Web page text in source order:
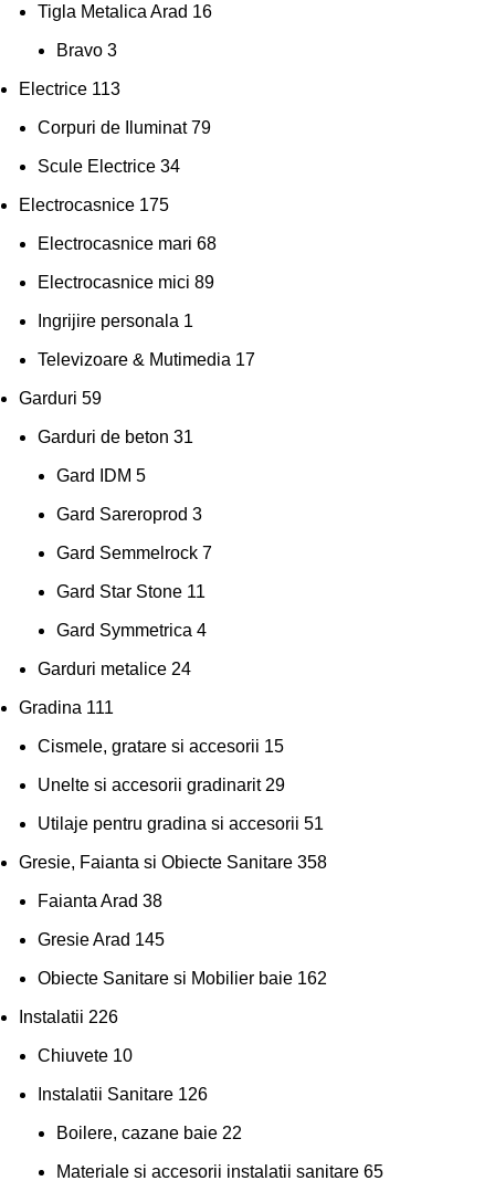
Tigla Metalica Arad 16
Bravo 3
Electrice 113
Corpuri de Iluminat 79
Scule Electrice 34
Electrocasnice 175
Electrocasnice mari 68
Electrocasnice mici 89
Ingrijire personala 1
Televizoare & Mutimedia 17
Garduri 59
Garduri de beton 31
Gard IDM 5
Gard Sareroprod 3
Gard Semmelrock 7
Gard Star Stone 11
Gard Symmetrica 4
Garduri metalice 24
Gradina 111
Cismele, gratare si accesorii 15
Unelte si accesorii gradinarit 29
Utilaje pentru gradina si accesorii 51
Gresie, Faianta si Obiecte Sanitare 358
Faianta Arad 38
Gresie Arad 145
Obiecte Sanitare si Mobilier baie 162
Instalatii 226
Chiuvete 10
Instalatii Sanitare 126
Boilere, cazane baie 22
Materiale si accesorii instalatii sanitare 65